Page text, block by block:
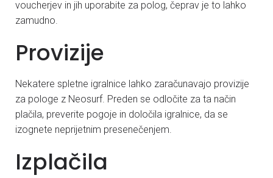
voucherjev in jih uporabite za polog, čeprav je to lahko
zamudno.
Provizije
Nekatere spletne igralnice lahko zaračunavajo provizije
za pologe z Neosurf. Preden se odločite za ta način
plačila, preverite pogoje in določila igralnice, da se
izognete neprijetnim presenečenjem.
Izplačila